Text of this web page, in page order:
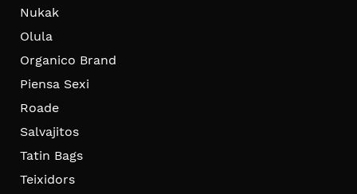
Nukak
Olula
Organico Brand
Piensa Sexi
Roade
Salvajitos
Tatin Bags
Teixidors